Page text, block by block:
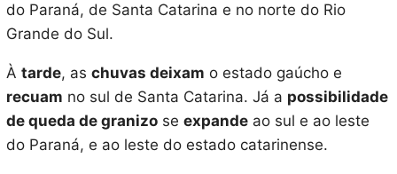
do Paraná, de Santa Catarina e no norte do Rio
Grande do Sul.
À tarde, as chuvas deixam o estado gaúcho e
recuam no sul de Santa Catarina. Já a possibilidade
de queda de granizose expandeao sul e ao leste
do Paraná, e ao leste do estado catarinense.